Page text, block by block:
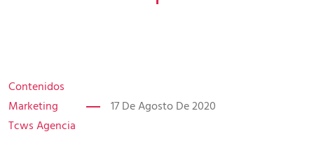
Contenidos
Marketing
Tcws Agencia
17 De Agosto De 2020